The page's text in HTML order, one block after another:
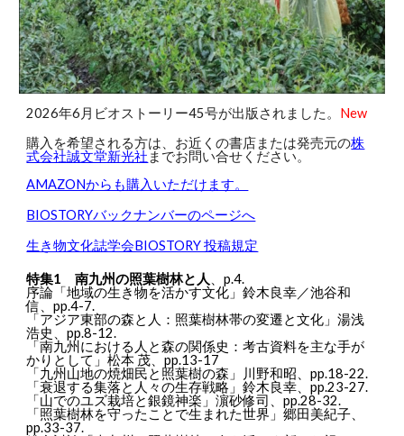
2026年6 月 ビオストーリー45号が出版されました。 New
購入を希望される方は、お近くの書店または発売元の株
式会社誠文堂新光社 までお問い合せください。
AMAZONからも購入いただけます。
BIOSTORYバックナンバーのページへ
生き物文化誌学会BIOSTORY 投稿規定
特集1 南九州の照葉樹林と人
、p.4.
序論「地域の生き物を活かす文化」鈴木良幸／池谷和
信、pp.4-7.
「アジア東部の森と人：照葉樹林帯の変遷と文化」湯浅
浩史、pp.8-12.
「南九州における人と森の関係史：考古資料を主な手が
かりとして」松本 茂、pp.13-17
「九州山地の焼畑民と照葉樹の森」川野和昭、pp.18-22.
「衰退する集落と人々の生存戦略」鈴木良幸、pp.23-27.
「山でのユズ栽培と銀鏡神楽」濵砂修司、pp.28-32.
「照葉樹林を守ったことで生まれた世界」郷田美紀子、
pp.33-37.